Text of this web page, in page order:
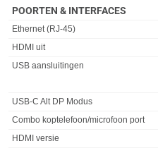
POORTEN & INTERFACES
Eigenschap Waarde
Ethernet (RJ-45)
HDMI uit
USB aansluitingen
USB-C Alt DP Modus
Combo koptelefoon/microfoon port
HDMI versie